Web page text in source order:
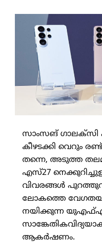
സാംസങ് ഗാലക്സി
കീഴടക്കി വെറും
തന്നെ, അടുത്ത
എസ്27
വിവരങ്ങള്‍
ലോകത്തെ
നയിക്കുന്ന യുഎഫ്എസ്
ആകര്‍ഷണം.